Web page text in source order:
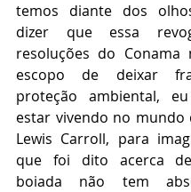
temos diante dos
dizer que essa
resoluções do
escopo de deixar
proteção ambiental,
estar vivendo no mundo
Lewis Carroll, para
que foi dito acerca
boiada não tem